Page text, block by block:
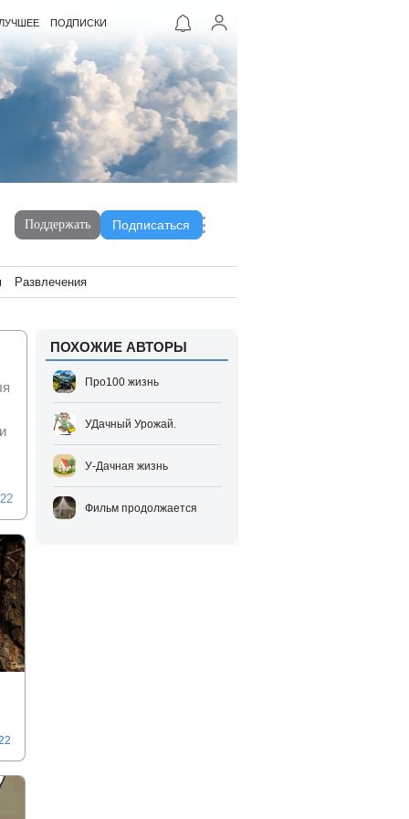
ПОДПИСКИ
Поддержать Подписаться
Развлечения
ПОХОЖИЕ АВТОРЫ
Про100 жизнь
УДачный Урожай.
У-Дачная жизнь
Фильм продолжается